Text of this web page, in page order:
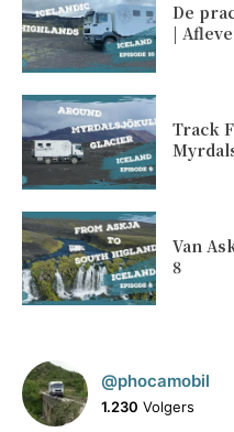
De
|
Track
Van
8
@phocamobil
1.230 Volgers